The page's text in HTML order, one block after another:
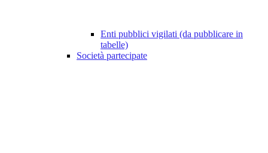
Enti pubblici vigilati (da pubblicare in
tabelle)
Società partecipate